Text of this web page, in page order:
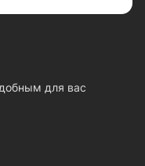
для вас